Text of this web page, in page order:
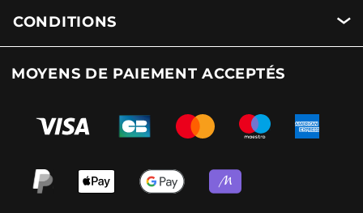
CONDITIONS
MOYENS DE PAIEMENT ACCEPTÉS